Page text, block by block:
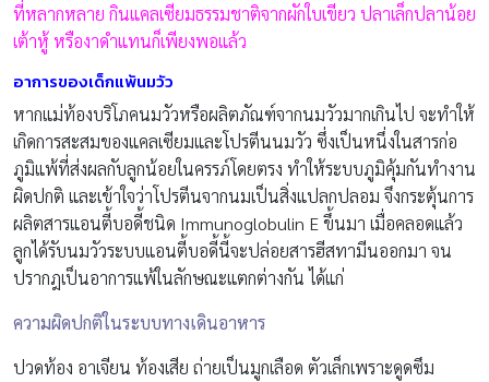
ที่หลากหลาย กินแคลเซียมธรรมชาติจากผักใบเขียว ปลาเล็กปลาน้อย
เต้าหู้ หรืองาดำแทนก็เพียงพอแล้ว
อาการของเด็กแพ้นมวัว
หากแม่ท้องบริโภคนมวัวหรือผลิตภัณฑ์จากนมวัวมากเกินไป จะทำให้
เกิดการสะสมของแคลเซียมและโปรตีนนมวัว ซึ่งเป็นหนึ่งในสารก่อ
ภูมิแพ้ที่ส่งผลกับลูกน้อยในครรภ์โดยตรง ทำให้ระบบภูมิคุ้มกันทำงาน
ผิดปกติ และเข้าใจว่าโปรตีนจากนมเป็นสิ่งแปลกปลอม จึงกระตุ้นการ
ผลิตสารแอนตี้บอดี้ชนิด Immunoglobulin E ขึ้นมา เมื่อคลอดแล้ว
ลูกได้รับนมวัวระบบแอนตี้บอดี้นี้จะปล่อยสารฮีสทามีนออกมา จน
ปรากฎเป็นอาการแพ้ในลักษณะแตกต่างกัน ได้แก่
ความผิดปกติในระบบทางเดินอาหาร
ปวดท้อง อาเจียน ท้องเสีย ถ่ายเป็นมูกเลือด ตัวเล็กเพราะดูดซึม